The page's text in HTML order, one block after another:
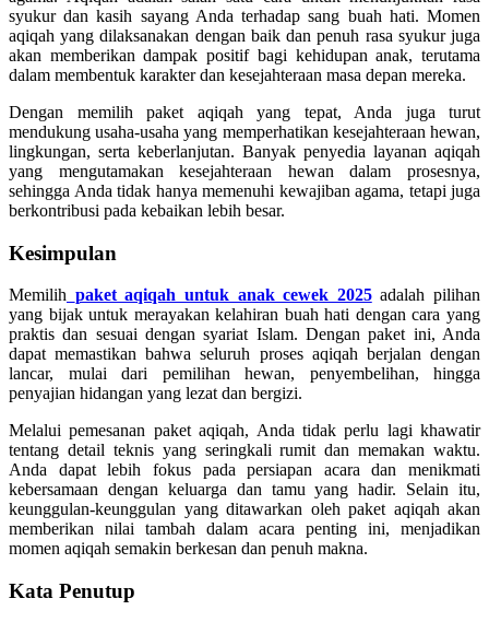
syukur dan kasih sayang Anda terhadap sang buah hati. Momen
aqiqah yang dilaksanakan dengan baik dan penuh rasa syukur juga
akan memberikan dampak positif bagi kehidupan anak, terutama
dalam membentuk karakter dan kesejahteraan masa depan mereka.
Dengan memilih paket aqiqah yang tepat, Anda juga turut
mendukung usaha-usaha yang memperhatikan kesejahteraan hewan,
lingkungan, serta keberlanjutan. Banyak penyedia layanan aqiqah
yang mengutamakan kesejahteraan hewan dalam prosesnya,
sehingga Anda tidak hanya memenuhi kewajiban agama, tetapi juga
berkontribusi pada kebaikan lebih besar.
Kesimpulan
Memilih paket aqiqah untuk anak cewek 2025adalah pilihan
yang bijak untuk merayakan kelahiran buah hati dengan cara yang
praktis dan sesuai dengan syariat Islam. Dengan paket ini, Anda
dapat memastikan bahwa seluruh proses aqiqah berjalan dengan
lancar, mulai dari pemilihan hewan, penyembelihan, hingga
penyajian hidangan yang lezat dan bergizi.
Melalui pemesanan paket aqiqah, Anda tidak perlu lagi khawatir
tentang detail teknis yang seringkali rumit dan memakan waktu.
Anda dapat lebih fokus pada persiapan acara dan menikmati
kebersamaan dengan keluarga dan tamu yang hadir. Selain itu,
keunggulan-keunggulan yang ditawarkan oleh paket aqiqah akan
memberikan nilai tambah dalam acara penting ini, menjadikan
momen aqiqah semakin berkesan dan penuh makna.
Kata Penutup